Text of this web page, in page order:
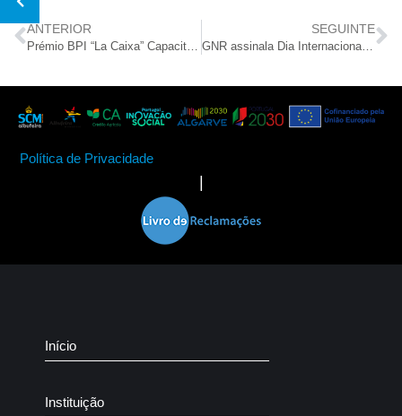
ANTERIOR SEGUINTE
GNR assinala Dia Internacional das Pessoas com Deficiência
Política de Privacidade
|
Início
Instituição